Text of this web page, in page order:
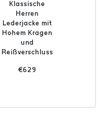
Klassische
Herren
Lederjacke mit
Hohem Kragen
und
Reißverschluss
€629